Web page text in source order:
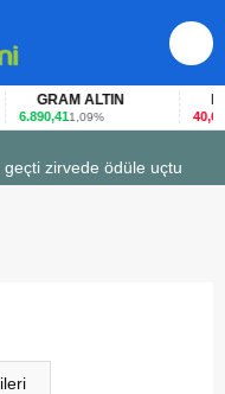
GRAM ALTIN
6.890,411,09% 40,65-
geçti zirvede ödüle uçtu